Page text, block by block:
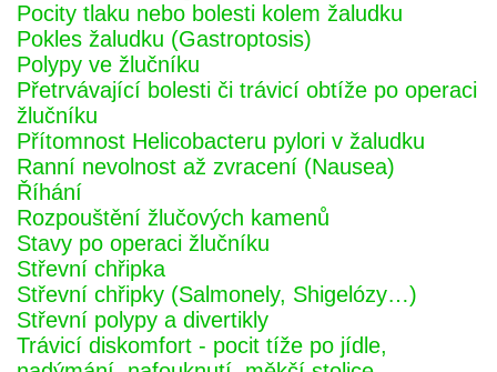
Pocity tlaku nebo bolesti kolem žaludku
Pokles žaludku (Gastroptosis)
Polypy ve žlučníku
Přetrvávající bolesti či trávicí obtíže po operaci
žlučníku
Přítomnost Helicobacteru pylori v žaludku
Ranní nevolnost až zvracení (Nausea)
Říhání
Rozpouštění žlučových kamenů
Stavy po operaci žlučníku
Střevní chřipka
Střevní chřipky (Salmonely, Shigelózy…)
Střevní polypy a divertikly
Trávicí diskomfort - pocit tíže po jídle,